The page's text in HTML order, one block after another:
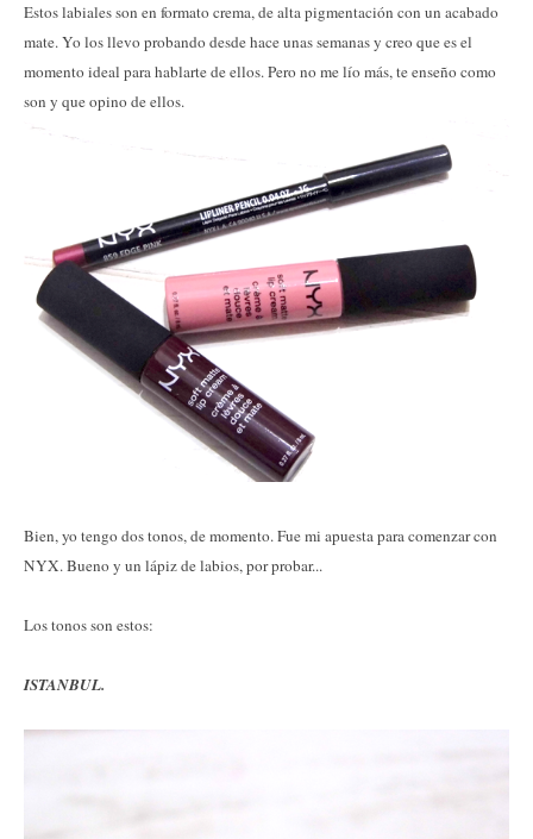
Estos labiales son en formato crema, de alta pigmentación con un acabado
mate. Yo los llevo probando desde hace unas semanas y creo que es el
momento ideal para hablarte de ellos. Pero no me lío más, te enseño como
son y que opino de ellos.
Bien, yo tengo dos tonos, de momento. Fue mi apuesta para comenzar con
NYX. Bueno y un lápiz de labios, por probar...
Los tonos son estos:
ISTANBUL.